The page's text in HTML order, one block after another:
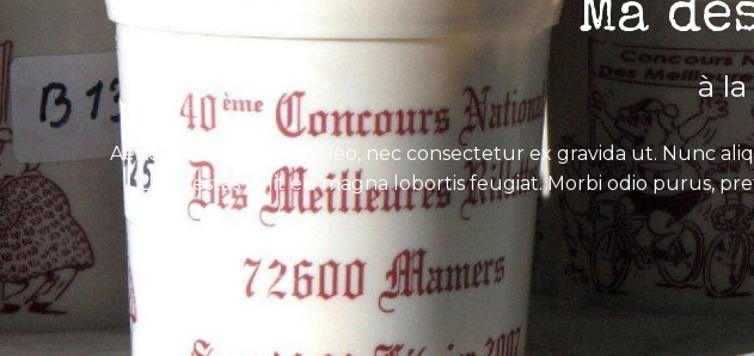
Ma
à
Aenean tincidunt eros leo, nec consectetur ex gravida ut. Nunc
Ut egestas velit eu magna lobortis feugiat. Morbi odio purus,